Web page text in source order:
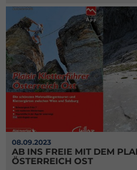
08.09.2023
AB INS FREIE MIT DEM
ÖSTERREICH OST